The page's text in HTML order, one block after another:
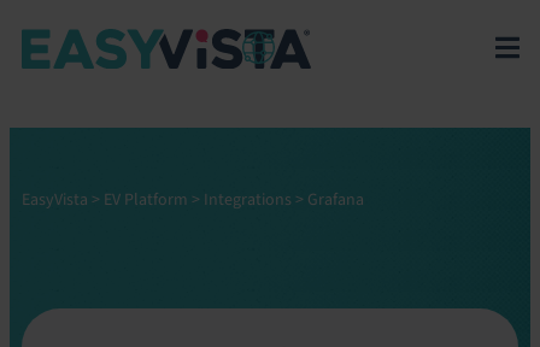
EasyVista > EV Platform > Integrations > Grafana